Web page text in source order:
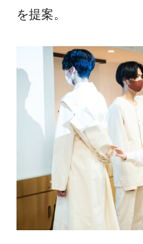
を提案。